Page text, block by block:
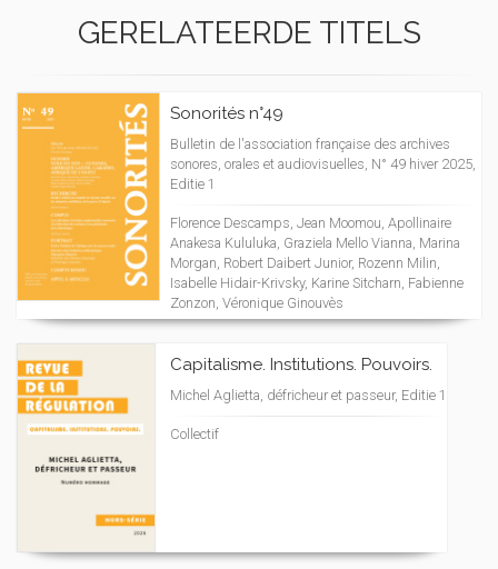
GERELATEERDE TITELS
Sonorités n°49
Bulletin de l'association française des archives
sonores, orales et audiovisuelles, N° 49 hiver 2025,
Editie 1
Florence Descamps, Jean Moomou, Apollinaire
Anakesa Kululuka, Graziela Mello Vianna, Marina
Morgan, Robert Daibert Junior, Rozenn Milin,
Isabelle Hidair-Krivsky, Karine Sitcharn, Fabienne
Zonzon, Véronique Ginouvès
Capitalisme. Institutions. Pouvoirs.
Michel Aglietta, défricheur et passeur, Editie 1
Collectif